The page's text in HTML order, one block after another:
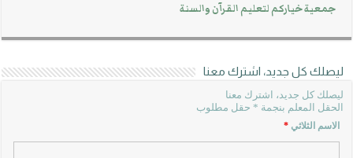
جمعية خياركم لتعليم القرآن والسنة
ليصلك كل جديد، اشترك معنا
ليصلك كل جديد، اشترك معنا
الحقل المعلم بنجمة * حقل مطلوب
الاسم الثلاثي*